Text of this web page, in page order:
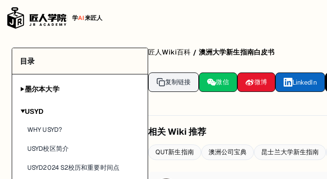
学AI来匠人
目录
▶墨尔本大学
▶USYD
WHY USYD?
USYD校区简介
USYD2024 S2校历和重要时间点
匠人Wiki百科 / 澳洲大学新生指南白皮书
复制链接 微信 微博 LinkedIn
相关 Wiki 推荐
QUT新生指南 澳洲公司宝典 昆士兰大学新生指南